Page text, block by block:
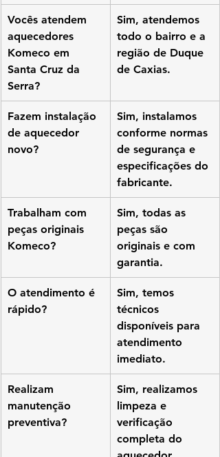
Vocês atendem
aquecedores
Komeco em
Santa Cruz da
Serra?
Sim, atendemos
todo o bairro e a
região de Duque
de Caxias.
Fazem instalação
de aquecedor
novo?
Sim, instalamos
conforme normas
de segurança e
especificações do
fabricante.
Trabalham com
peças originais
Komeco?
Sim, todas as
peças são
originais e com
garantia.
O atendimento é
rápido?
Sim, temos
técnicos
disponíveis para
atendimento
imediato.
Realizam
manutenção
preventiva?
Sim, realizamos
limpeza e
verificação
completa do